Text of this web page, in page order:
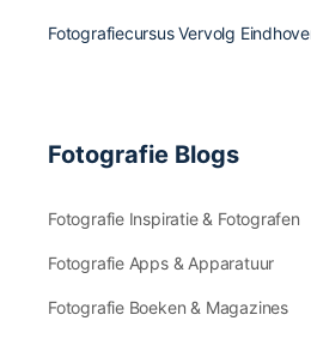
Fotografiecursus Vervolg
Fotografie Blogs
Fotografie Inspiratie & Fotografen
Fotografie Apps & Apparatuur
Fotografie Boeken & Magazines